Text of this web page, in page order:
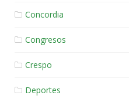
Concordia
Congresos
Crespo
Deportes